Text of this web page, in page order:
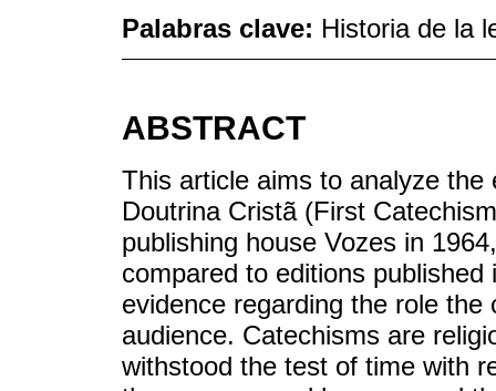
Palabras clave: Historia de la
ABSTRACT
This article aims to analyze
Doutrina Cristã (First
publishing house Vozes in
compared to editions
evidence regarding the role
audience. Catechisms are
withstood the test of time with